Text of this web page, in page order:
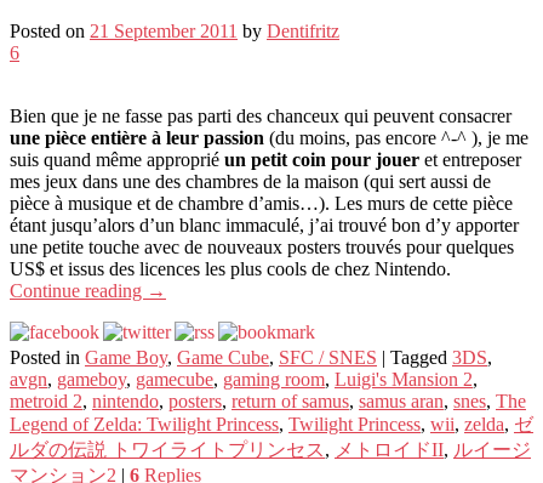
Posted on 21 September 2011 by Dentifritz
6
Bien que je ne fasse pas parti des chanceux qui peuvent consacrer
une pièce entière à leur passion (du moins, pas encore ^-^ ), je me
suis quand même approprié un petit coin pour jouer et entreposer
mes jeux dans une des chambres de la maison (qui sert aussi de
pièce à musique et de chambre d’amis…). Les murs de cette pièce
étant jusqu’alors d’un blanc immaculé, j’ai trouvé bon d’y apporter
une petite touche avec de nouveaux posters trouvés pour quelques
US$ et issus des licences les plus cools de chez Nintendo.
Continue reading →
Posted in Game Boy, Game Cube, SFC / SNES | Tagged 3DS,
avgn, gameboy, gamecube, gaming room, Luigi's Mansion 2,
metroid 2, nintendo, posters, return of samus, samus aran, snes, The
Legend of Zelda: Twilight Princess, Twilight Princess, wii, zelda, ゼ
ルダの伝説 トワイライトプリンセス , メトロイドII, ルイージ
マンション2 | 6 Replies